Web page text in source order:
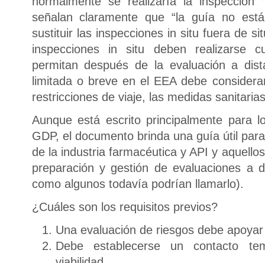
señalan claramente que “la guía no
sustituir las inspecciones in situ fuera de
inspecciones in situ deben realizarse
permitan después de la evaluación a
limitada o breve en el EEA debe
restricciones de viaje, las medidas
Aunque está escrito principalmente para
GDP, el documento brinda una guía útil
de la industria farmacéutica y API y
preparación y gestión de evaluaciones a
como algunos todavía podrían llamarlo).
¿Cuáles son los requisitos previos?
Una evaluación de riesgos debe
Debe establecerse un contacto